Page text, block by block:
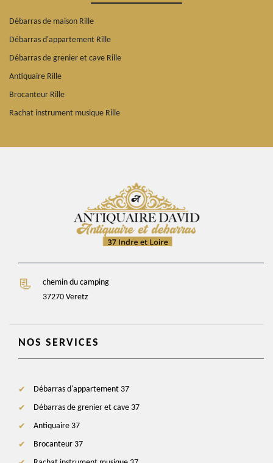
Débarras de maison Rille
Débarras d'appartement Rille
Débarras de grenier et cave Rille
Antiquaire Rille
Brocanteur Rille
Rachat instrument musique Rille
chemin du camping
37270 Veretz
NOS SERVICES
Débarras d'appartement 37
Débarras de grenier et cave 37
Antiquaire 37
Brocanteur 37